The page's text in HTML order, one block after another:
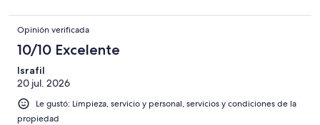
Opinión verificada
10/10 Excelente
Israfil
20 jul. 2026
Le gustó: Limpieza, servicio y personal, servicios y condiciones de la
propiedad